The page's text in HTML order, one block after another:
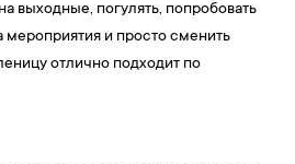
выходные, погулять, попробовать
мероприятия и просто сменить
отлично подходит по